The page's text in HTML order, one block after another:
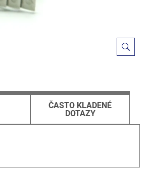
ČASTO KLADENÉ
DOTAZY